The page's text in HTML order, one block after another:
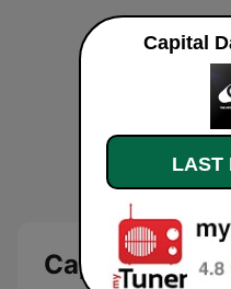
Capital Dance
Capital
LAST